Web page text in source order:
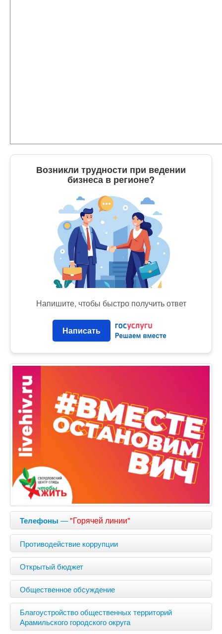
Возникли трудности при ведении
бизнеса в регионе?
Напишите, чтобы быстро получить ответ
Написать
Телефоны —"Горячей линии"
Противодействие коррупции
Открытый бюджет
Общественное обсуждение
Благоустройство общественных территорий
Арамильского городского округа